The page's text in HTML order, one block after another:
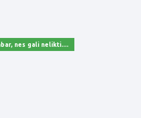
nes gali nelikti....